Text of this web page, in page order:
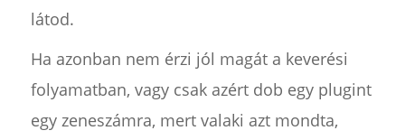
látod.
Ha azonban nem érzi jól magát a keverési
folyamatban, vagy csak azért dob egy plugint
egy zeneszámra, mert valaki azt mondta,